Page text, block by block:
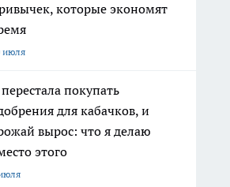
которые экономят
июля
покупать
для кабачков, и
вырос: что я делаю
этого